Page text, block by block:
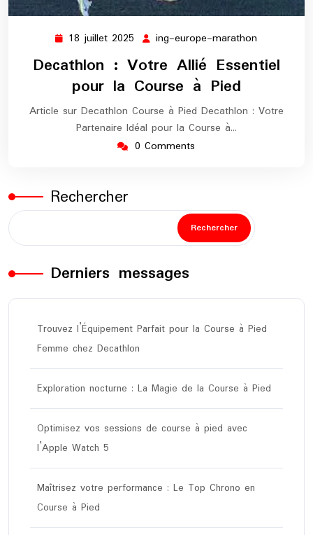
18 juillet 2025 18
juillet
2025
ing-europe-marathon
europe-
marathon
Decathlon : Votre Allié Essentiel
pour la Course à Pied
Article sur Decathlon Course à Pied Decathlon : Votre
Partenaire Idéal pour la Course à…
0 Comments
Rechercher
Rechercher
Derniers messages
Trouvez l’Équipement Parfait pour la Course à Pied
Femme chez Decathlon
Exploration nocturne : La Magie de la Course à Pied
Optimisez vos sessions de course à pied avec
l’Apple Watch 5
Maîtrisez votre performance : Le Top Chrono en
Course à Pied